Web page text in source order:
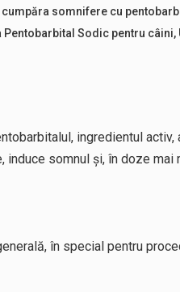
cumpăra somnifere cu
Pentobarbital Sodic pentru câini,
ingredientul activ,
somnul și, în doze mai
în special pentru